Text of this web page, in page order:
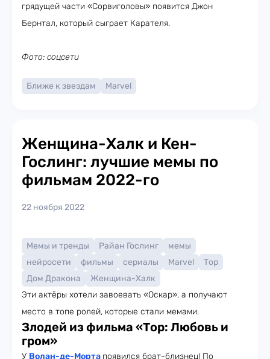
грядущей части «Сорвиголовы» появится Джон
Бернтал, который сыграет Карателя.
Фото: соцсети
Ближе к звездам Marvel
Женщина-Халк и Кен-
Гослинг: лучшие мемы по
фильмам 2022-го
22 ноября 2022
Мемы и тренды Райан Гослинг
мемы
нейросети
фильмы сериалы Marvel
Тор
Дом Дракона
Женщина-Халк
Эти актёры хотели завоевать «Оскар», а получают
место в топе ролей, которые стали мемами.
Злодей из фильма «Тор: Любовь и
гром»
У Волан-де-Морта появился брат-близнец! По